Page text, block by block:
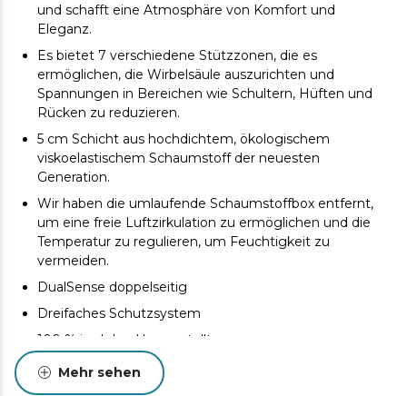
und schafft eine Atmosphäre von Komfort und
Eleganz.
Es bietet 7 verschiedene Stützzonen, die es
ermöglichen, die Wirbelsäule auszurichten und
Spannungen in Bereichen wie Schultern, Hüften und
Rücken zu reduzieren.
5 cm Schicht aus hochdichtem, ökologischem
viskoelastischem Schaumstoff der neuesten
Generation.
Wir haben die umlaufende Schaumstoffbox entfernt,
um eine freie Luftzirkulation zu ermöglichen und die
Temperatur zu regulieren, um Feuchtigkeit zu
vermeiden.
DualSense doppelseitig
Dreifaches Schutzsystem
100 % im Inland hergestellt
Mehr sehen